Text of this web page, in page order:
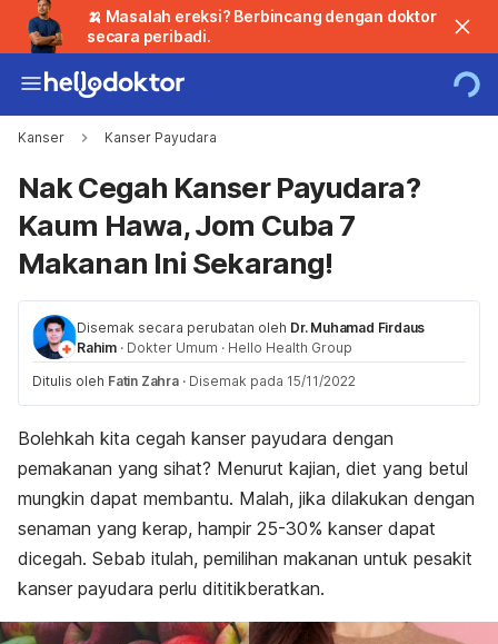
🍌 Masalah ereksi? Berbincang dengan doktor
secara peribadi.
Kanser Kanser Payudara
Nak Cegah Kanser Payudara?
Kaum Hawa, Jom Cuba 7
Makanan Ini Sekarang!
Disemak secara perubatan oleh Dr. Muhamad Firdaus
Rahim · Dokter Umum · Hello Health Group
Ditulis oleh Fatin Zahra · Disemak pada 15/11/2022
Bolehkah kita cegah kanser payudara dengan
pemakanan yang sihat? Menurut kajian, diet yang betul
mungkin dapat membantu. Malah, jika dilakukan dengan
senaman yang kerap, hampir 25-30% kanser dapat
dicegah. Sebab itulah, pemilihan makanan untuk pesakit
kanser payudara perlu dititikberatkan.